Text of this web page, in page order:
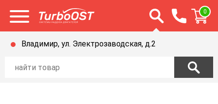
Открыть меню Открыть строку
0
Владимир, ул. Электрозаводская, д.2